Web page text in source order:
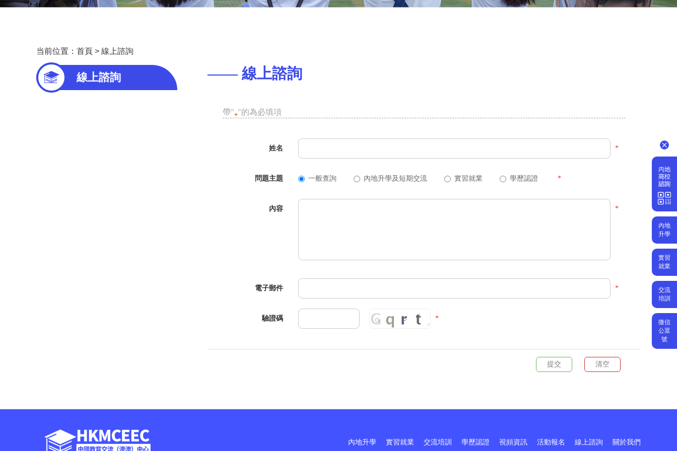
当前位置： 首頁 > 線上諮詢
線上諮詢 —— 線上諮詢
帶"*"的為必填項
姓名 *
問題主題 一般查詢 內地升學及短期交流 實習就業 學歷認證 *
內容 *
電子郵件 *
驗證碼 *
內地升學 實習就業 交流培訓 學歷認證 視頻資訊 活動報名 線上諮詢 關於我們
內地
升學
實習
就業
交流
培訓
微信
公眾
號